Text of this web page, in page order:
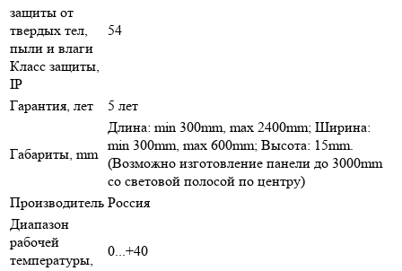
защиты от
твердых тел,
пыли и влаги
Класс защиты,
IP
54
Гарантия, лет 5 лет
Габариты, mm
Длина: min 300mm, max 2400mm; Ширина:
min 300mm, max 600mm; Высота: 15mm.
(Возможно изготовление панели до 3000mm
со световой полосой по центру)
Производитель Россия
Диапазон
рабочей
температуры,
0...+40